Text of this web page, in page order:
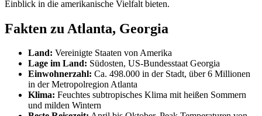
Einblick in die amerikanische Vielfalt bieten.
Fakten zu Atlanta, Georgia
Land: Vereinigte Staaten von Amerika
Lage im Land: Südosten, US-Bundesstaat Georgia
Einwohnerzahl: Ca. 498.000 in der Stadt, über 6 Millionen
in der Metropolregion Atlanta
Klima: Feuchtes subtropisches Klima mit heißen Sommern
und milden Wintern